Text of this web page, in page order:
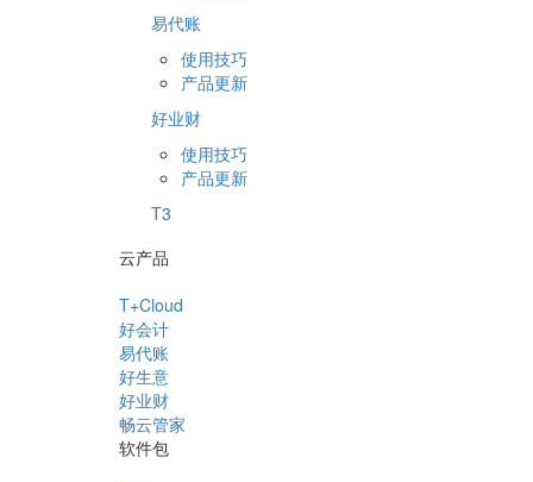
易代账
使用技巧
产品更新
好业财
使用技巧
产品更新
T3
云产品
T+Cloud
好会计
易代账
好生意
好业财
畅云管家
软件包